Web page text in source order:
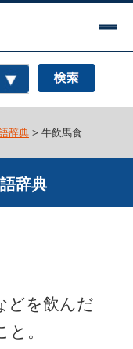
辞典> 牛飲馬食
辞典
どを飲んだ
。